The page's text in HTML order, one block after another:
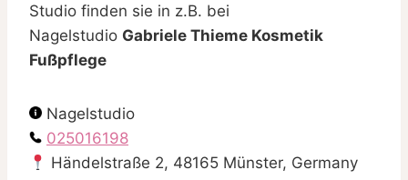
Studio finden sie in z.B. bei
Nagelstudio Gabriele Thieme Kosmetik
Fußpflege
Nagelstudio
025016198
Händelstraße 2, 48165 Münster, Germany